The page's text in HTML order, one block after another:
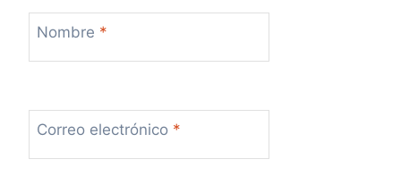
Nombre *
Correo electrónico *